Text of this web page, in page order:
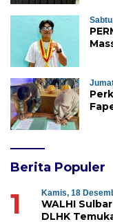
Berita Populer
1 Kamis, 18
WALHI
DLHK